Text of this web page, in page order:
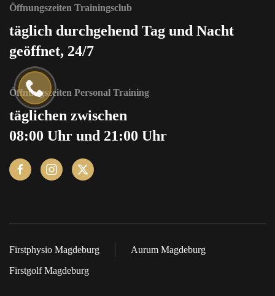
Öffnungszeiten Trainingsclub
täglich durchgehend Tag und Nacht
geöffnet, 24/7
Öffnungszeiten Personal Training
täglichen zwischen
08:00 Uhr und 21:00 Uhr
Firstphysio Magdeburg
Aurum Magdeburg
Firstgolf Magdeburg